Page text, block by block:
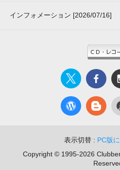
インフォメーション [2026/07/16]
表示切替 : PC版
Copyright © 1995-2026